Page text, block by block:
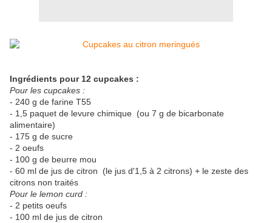
Ingrédients pour 12 cupcakes :
Pour les cupcakes :
- 240 g de farine T55
- 1,5 paquet de levure chimique (ou 7 g de bicarbonate
alimentaire)
- 175 g de sucre
- 2 oeufs
- 100 g de beurre mou
- 60 ml de jus de citron (le jus d'1,5 à 2 citrons) + le zeste des
citrons non traités
Pour le lemon curd :
- 2 petits oeufs
- 100 ml de jus de citron